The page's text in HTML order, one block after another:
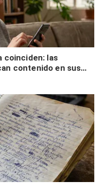
coinciden: las
contenido en sus
buscar validación